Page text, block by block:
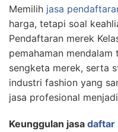
Memilih jasa
harga, tetapi soal
Pendaftaran merek
pemahaman
sengketa merek, serta
industri fashion yang
jasa profesional
Keunggulan jasa daftar